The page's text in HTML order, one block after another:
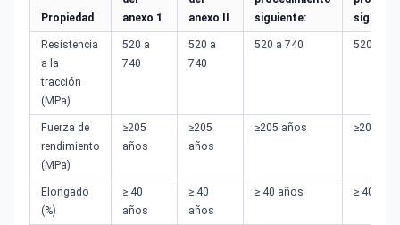
Propiedad
anexo 1
anexo II
siguiente:
Resistencia
a la
tracción
(MPa)
520 a
740
520 a
740
520 a 740 520 a
Fuerza de
rendimiento
(MPa)
≥205
años
≥205
años
≥205 años ≥205
Elongado
(%)
≥ 40
años
≥ 40
años
≥ 40 años ≥ 40